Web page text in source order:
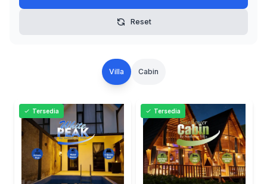
Reset
Villa Cabin
Tersedia Tersedia